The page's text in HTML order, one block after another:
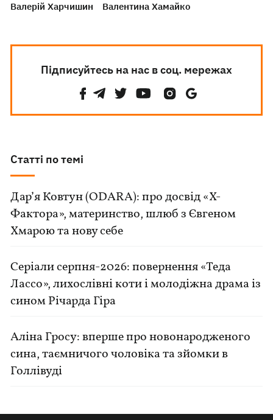
Валерій Харчишин
Валентина Хамайко
Підписуйтесь на нас в соц. мережах
Статті по темі
Дар’я Ковтун (ODARA): про досвід «Х-
Фактора», материнство, шлюб з Євгеном
Хмарою та нову себе
Серіали серпня-2026: повернення «Теда
Лассо», лихослівні коти і молодіжна драма із
сином Річарда Гіра
Аліна Гросу: вперше про новонародженого
сина, таємничого чоловіка та зйомки в
Голлівуді